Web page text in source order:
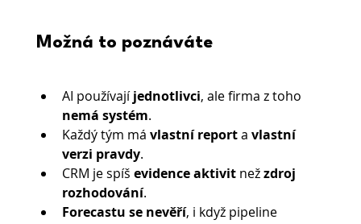
Možná to poznáváte
AI používají jednotlivci, ale firma z toho
nemá systém.
Každý tým má vlastní report a vlastní
verzi pravdy.
CRM je spíš evidence aktivit než zdroj
rozhodování.
Forecastu se nevěří, i když pipeline